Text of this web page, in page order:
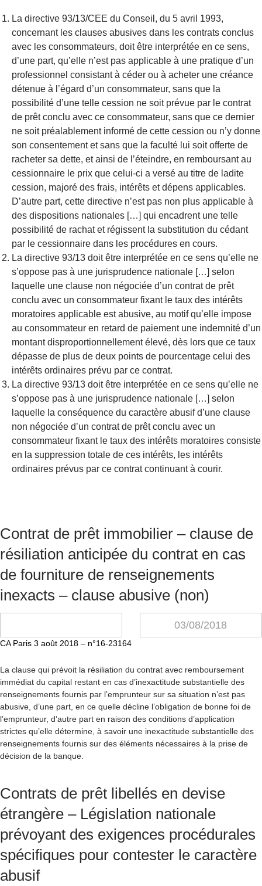
La directive 93/13/CEE du Conseil, du 5 avril 1993,
concernant les clauses abusives dans les contrats conclus
avec les consommateurs, doit être interprétée en ce sens,
d’une part, qu’elle n’est pas applicable à une pratique d’un
professionnel consistant à céder ou à acheter une créance
détenue à l’égard d’un consommateur, sans que la
possibilité d’une telle cession ne soit prévue par le contrat
de prêt conclu avec ce consommateur, sans que ce dernier
ne soit préalablement informé de cette cession ou n’y donne
son consentement et sans que la faculté lui soit offerte de
racheter sa dette, et ainsi de l’éteindre, en remboursant au
cessionnaire le prix que celui-ci a versé au titre de ladite
cession, majoré des frais, intérêts et dépens applicables.
D’autre part, cette directive n’est pas non plus applicable à
des dispositions nationales […] qui encadrent une telle
possibilité de rachat et régissent la substitution du cédant
par le cessionnaire dans les procédures en cours.
La directive 93/13 doit être interprétée en ce sens qu’elle ne
s’oppose pas à une jurisprudence nationale […] selon
laquelle une clause non négociée d’un contrat de prêt
conclu avec un consommateur fixant le taux des intérêts
moratoires applicable est abusive, au motif qu’elle impose
au consommateur en retard de paiement une indemnité d’un
montant disproportionnellement élevé, dès lors que ce taux
dépasse de plus de deux points de pourcentage celui des
intérêts ordinaires prévu par ce contrat.
La directive 93/13 doit être interprétée en ce sens qu’elle ne
s’oppose pas à une jurisprudence nationale […] selon
laquelle la conséquence du caractère abusif d’une clause
non négociée d’un contrat de prêt conclu avec un
consommateur fixant le taux des intérêts moratoires consiste
en la suppression totale de ces intérêts, les intérêts
ordinaires prévus par ce contrat continuant à courir.
Contrat de prêt immobilier – clause de
résiliation anticipée du contrat en cas
de fourniture de renseignements
inexacts – clause abusive (non)
03/08/2018
CA Paris 3 août 2018 – n°16-23164
La clause qui prévoit la résiliation du contrat avec remboursement
immédiat du capital restant en cas d’inexactitude substantielle des
renseignements fournis par l’emprunteur sur sa situation n’est pas
abusive, d’une part, en ce quelle décline l’obligation de bonne foi de
l’emprunteur, d’autre part en raison des conditions d’application
strictes qu’elle détermine, à savoir une inexactitude substantielle des
renseignements fournis sur des éléments nécessaires à la prise de
décision de la banque.
Contrats de prêt libellés en devise
étrangère – Législation nationale
prévoyant des exigences procédurales
spécifiques pour contester le caractère
abusif